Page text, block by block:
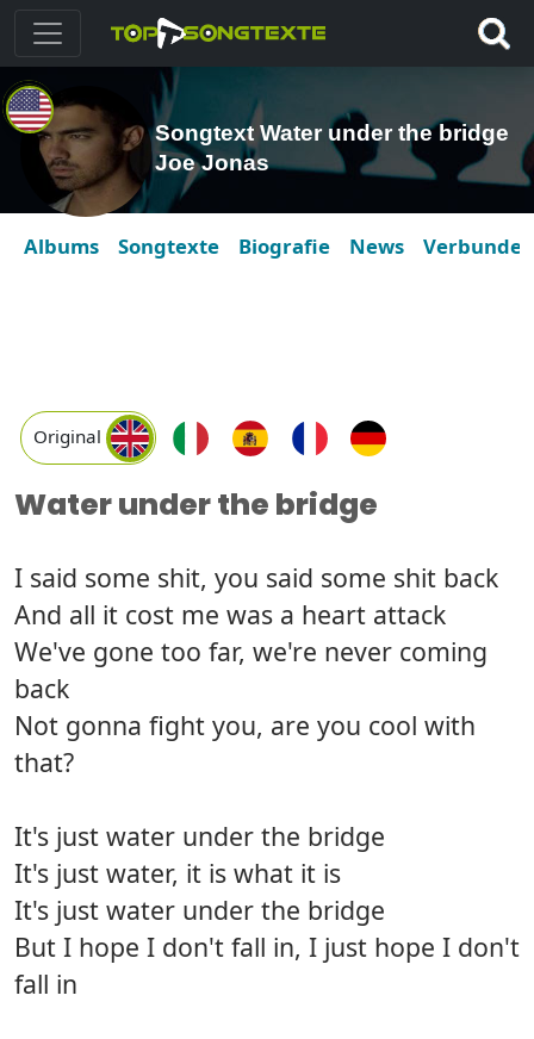
Songtext Water under the bridge
Joe Jonas
Albums Songtexte Biografie News Verbunden
Original
Water under the bridge
I said some shit, you said some shit back
And all it cost me was a heart attack
We've gone too far, we're never coming
back
Not gonna fight you, are you cool with
that?
It's just water under the bridge
It's just water, it is what it is
It's just water under the bridge
But I hope I don't fall in, I just hope I don't
fall in